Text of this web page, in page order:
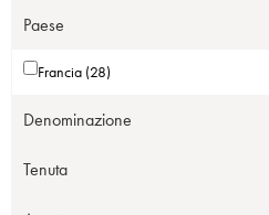
Paese
Francia (28)
Denominazione
Tenuta